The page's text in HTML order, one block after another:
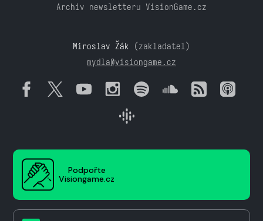
Archiv newsletteru VisionGame.cz
Miroslav Žák (zakladatel)
mydla@visiongame.cz
Podpořte
Visiongame.cz